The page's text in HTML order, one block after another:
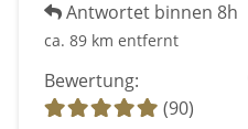
Antwortet binnen 8h
ca. 89 km entfernt
Bewertung:
(90)